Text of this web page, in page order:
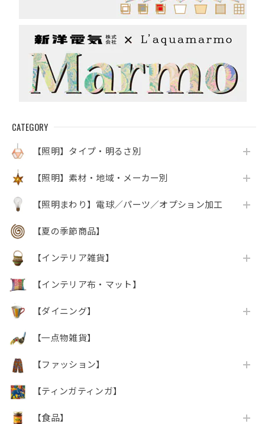
CATEGORY
【照明】タイプ・明るさ別
【照明】素材・地域・メーカー別
【照明まわり】電球／パーツ／オプション加工
【夏の季節商品】
【インテリア雑貨】
【インテリア布・マット】
【ダイニング】
【一点物雑貨】
【ファッション】
【ティンガティンガ】
【食品】